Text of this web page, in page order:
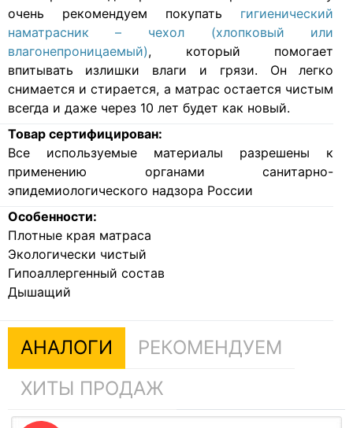
очень рекомендуем покупать гигиенический
наматрасник – чехол (хлопковый или
влагонепроницаемый), который помогает
впитывать излишки влаги и грязи. Он легко
снимается и стирается, а матрас остается чистым
всегда и даже через 10 лет будет как новый.
Товар сертифицирован:
Все используемые материалы разрешены к
применению органами санитарно-
эпидемиологического надзора России
Особенности:
Плотные края матраса
Экологически чистый
Гипоаллергенный состав
Дышащий
АНАЛОГИ
РЕКОМЕНДУЕМ
ХИТЫ ПРОДАЖ